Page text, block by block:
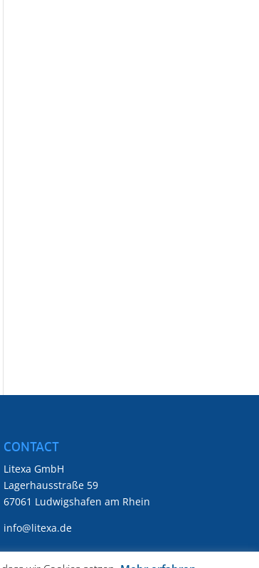
CONTACT
Litexa GmbH
Lagerhausstraße 59
67061 Ludwigshafen am Rhein
info@litexa.de